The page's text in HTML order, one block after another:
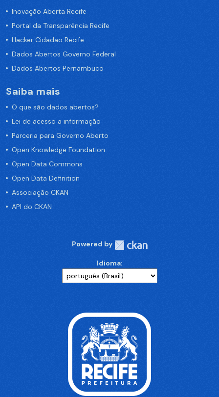
Inovação Aberta Recife
Portal da Transparência Recife
Hacker Cidadão Recife
Dados Abertos Governo Federal
Dados Abertos Pernambuco
Saiba mais
O que são dados abertos?
Lei de acesso a informação
Parceria para Governo Aberto
Open Knowledge Foundation
Open Data Commons
Open Data Definition
Associação CKAN
API do CKAN
Powered by
Idioma